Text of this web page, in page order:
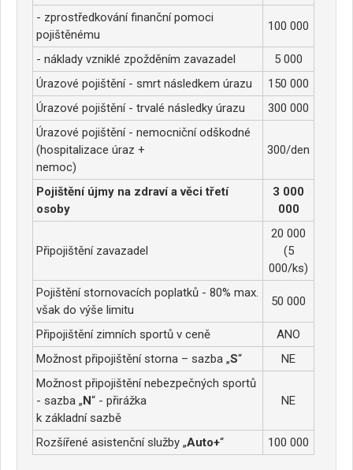
- zprostředkování finanční pomoci
pojištěnému
100 000
- náklady vzniklé zpožděním zavazadel
5 000
Úrazové pojištění - smrt následkem úrazu
150 000
Úrazové pojištění - trvalé následky úrazu
300 000
Úrazové pojištění - nemocniční odškodné
(hospitalizace úraz +
nemoc)
300/den
Pojištění újmy na zdraví a věci třetí
osoby
3 000
000
Připojištění zavazadel
20 000
(5
000/ks)
Pojištění stornovacích poplatků - 80% max.
však do výše limitu
50 000
Připojištění zimních sportů v ceně
ANO
Možnost připojištění storna – sazba „S“
NE
Možnost připojištění nebezpečných sportů
- sazba „N“ - přirážka
k základní sazbě
NE
Rozšířené asistenční služby „Auto+“ 100 000